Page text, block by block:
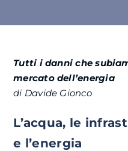
Tutti i danni che
mercato dell’energia
di Davide Gionco
L’acqua, le
e l’energia